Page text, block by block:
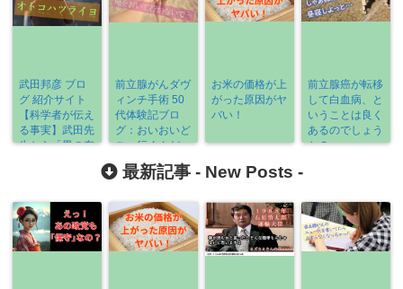
武田邦彦 ブロ
グ 紹介サイト
【科学者が伝え
る事実】武田先
生から「男の存
前立腺がんダヴ
ィンチ手術 50
代体験記ブロ
グ：おいおいど
こへ行くんだ、
おしっこくん
お米の価格が上
がった原因がヤ
バい！
前立腺癌が転移
して白血病、と
いうことは良く
あるのでしょう
か？
最新記事 - New Posts -